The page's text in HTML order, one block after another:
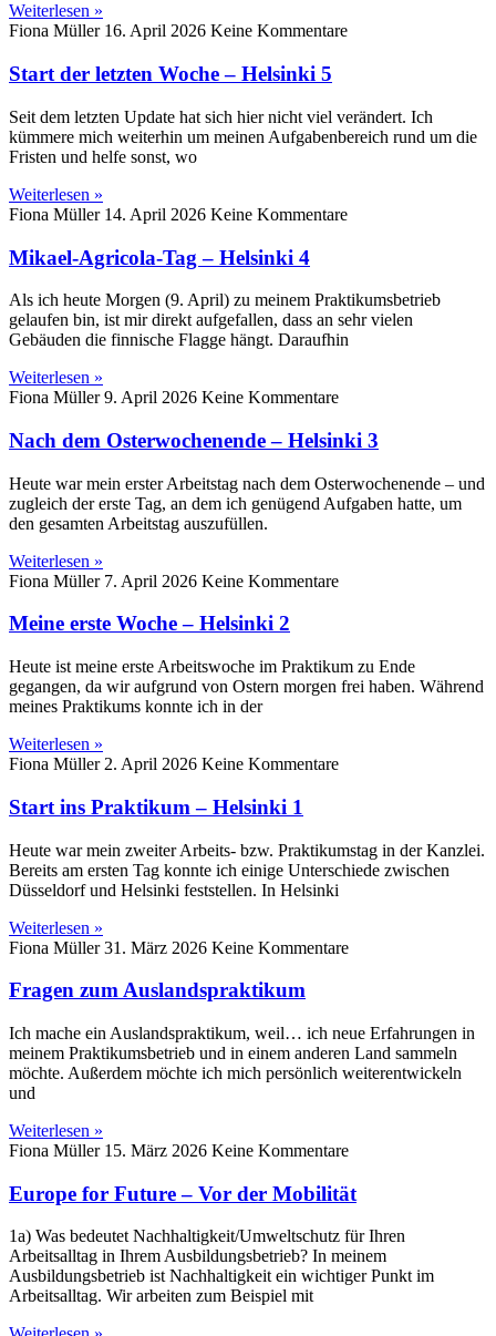
Weiterlesen »
Fiona Müller 16. April 2026 Keine Kommentare
Start der letzten Woche – Helsinki 5
Seit dem letzten Update hat sich hier nicht viel verändert. Ich
kümmere mich weiterhin um meinen Aufgabenbereich rund um die
Fristen und helfe sonst, wo
Weiterlesen »
Fiona Müller 14. April 2026 Keine Kommentare
Mikael-Agricola-Tag – Helsinki 4
Als ich heute Morgen (9. April) zu meinem Praktikumsbetrieb
gelaufen bin, ist mir direkt aufgefallen, dass an sehr vielen
Gebäuden die finnische Flagge hängt. Daraufhin
Weiterlesen »
Fiona Müller9. April 2026 Keine Kommentare
Nach dem Osterwochenende – Helsinki 3
Heute war mein erster Arbeitstag nach dem Osterwochenende – und
zugleich der erste Tag, an dem ich genügend Aufgaben hatte, um
den gesamten Arbeitstag auszufüllen.
Weiterlesen »
Fiona Müller 7. April 2026 Keine Kommentare
Meine erste Woche – Helsinki 2
Heute ist meine erste Arbeitswoche im Praktikum zu Ende
gegangen, da wir aufgrund von Ostern morgen frei haben. Während
meines Praktikums konnte ich in der
Weiterlesen »
Fiona Müller 2. April 2026 Keine Kommentare
Start ins Praktikum – Helsinki 1
Heute war mein zweiter Arbeits- bzw. Praktikumstag in der Kanzlei.
Bereits am ersten Tag konnte ich einige Unterschiede zwischen
Düsseldorf und Helsinki feststellen. In Helsinki
Weiterlesen »
Fiona Müller31. März 2026 Keine Kommentare
Fragen zum Auslandspraktikum
Ich mache ein Auslandspraktikum, weil… ich neue Erfahrungen in
meinem Praktikumsbetrieb und in einem anderen Land sammeln
möchte. Außerdem möchte ich mich persönlich weiterentwickeln
und
Weiterlesen »
Fiona Müller 15. März 2026 Keine Kommentare
Europe for Future – Vor der Mobilität
1a) Was bedeutet Nachhaltigkeit/Umweltschutz für Ihren
Arbeitsalltag in Ihrem Ausbildungsbetrieb? In meinem
Ausbildungsbetrieb ist Nachhaltigkeit ein wichtiger Punkt im
Arbeitsalltag. Wir arbeiten zum Beispiel mit